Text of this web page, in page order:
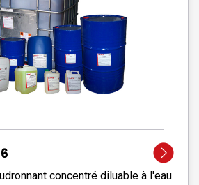
concentré diluable à l'eau